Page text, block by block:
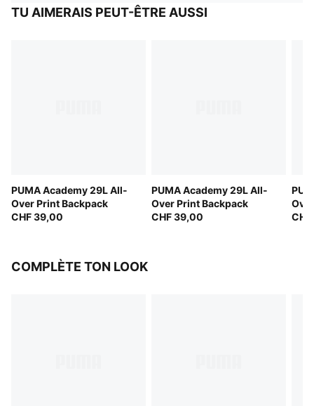
TU AIMERAIS PEUT-ÊTRE AUSSI
PUMA Academy 29L All-
Over Print Backpack
CHF 39,00
PUMA Academy 29L All-
Over Print Backpack
CHF 39,00
COMPLÈTE TON LOOK